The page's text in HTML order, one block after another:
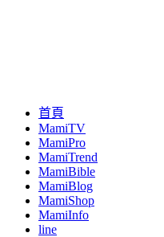
首頁
MamiTV
MamiPro
MamiTrend
MamiBible
MamiBlog
MamiShop
MamiInfo
line